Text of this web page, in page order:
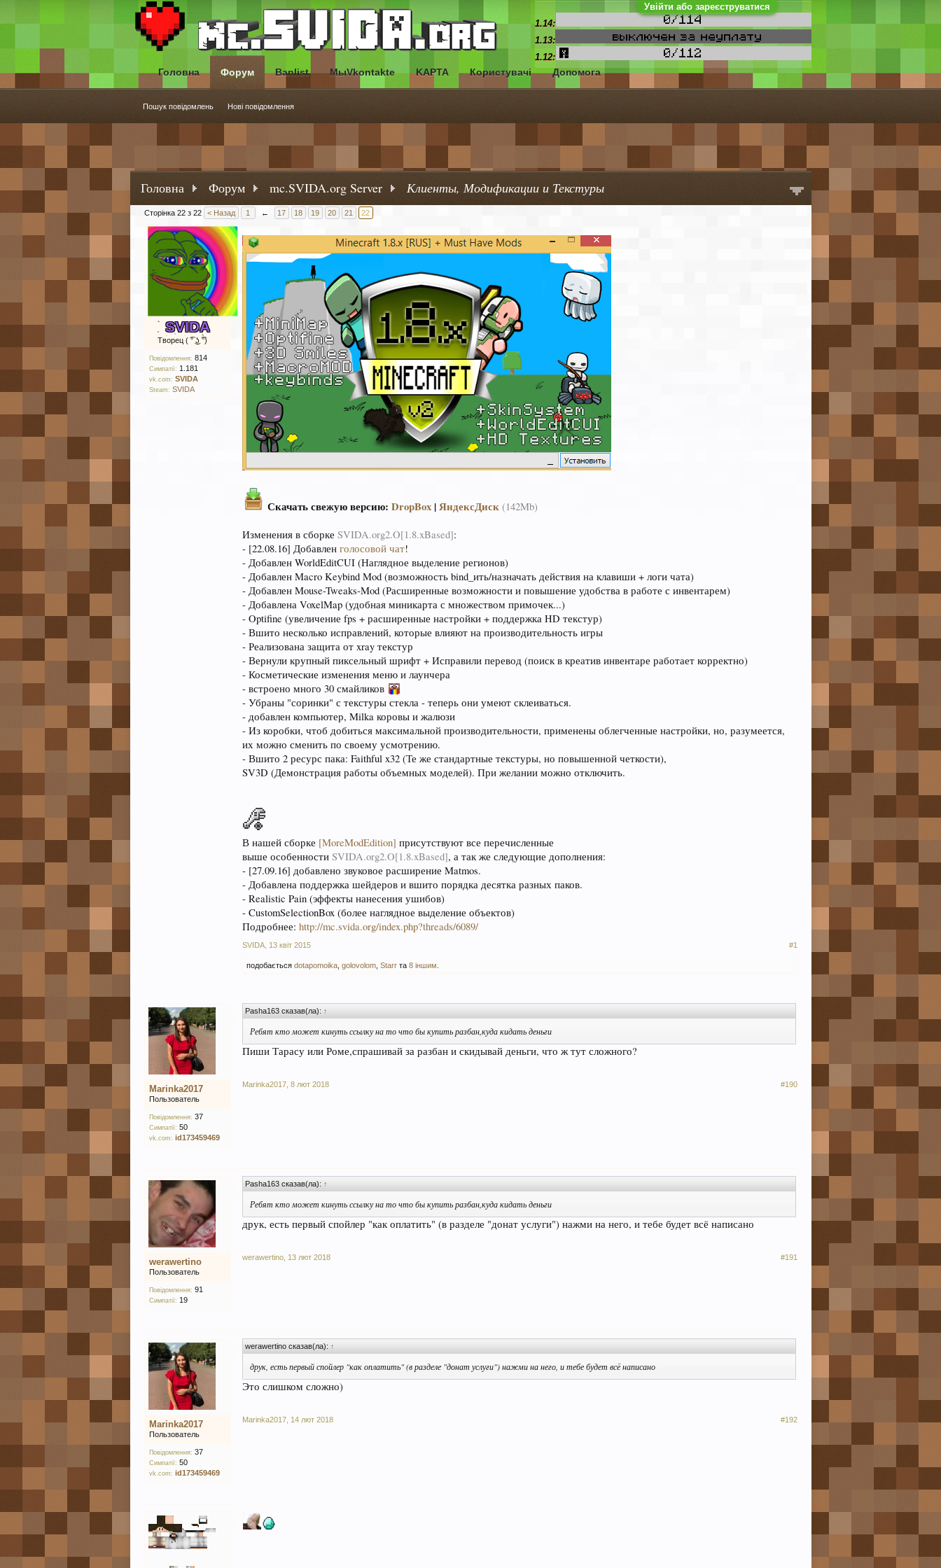
Увійти або зареєструватися
Головна Форум mc.SVIDA.org Server Клиенты, Модификации и Текстуры
Сторінка 22 з 22 < Назад 1 ← 17 18 19 20 21 22
SVIDA
Творец ( ͡° ͜ʖ ͡°)
Повідомлення: 814
Симпатії: 1.181
vk.com: SVIDA
Steam: SVIDA
Скачать свежую версию: DropBox |ЯндексДиск (142Mb)
Изменения в сборке SVIDA.org2.O[1.8.xBased]:
- [22.08.16] Добавлен голосовой чат!
- Добавлен WorldEditCUI (Наглядное выделение регионов)
- Добавлен Macro Keybind Mod (возможность bind_ить/назначать действия на клавиши + логи чата)
- Добавлен Mouse-Tweaks-Mod (Расширенные возможности и повышение удобства в работе с инвентарем)
- Добавлена VoxelMap (удобная миникарта с множеством примочек...)
- Optifine (увеличение fps + расширенные настройки + поддержка HD текстур)
- Вшито несколько исправлений, которые влияют на производительность игры
- Реализована защита от xray текстур
- Вернули крупный пиксельный шрифт + Исправили перевод (поиск в креатив инвентаре работает корректно)
- Косметические изменения меню и лаунчера
- встроено много 30 смайликов
- Убраны "соринки" с текстуры стекла - теперь они умеют склеиваться.
- добавлен компьютер, Milka коровы и жалюзи
- Из коробки, чтоб добиться максимальной производительности, применены облегченные настройки, но, разумеется,
их можно сменить по своему усмотрению.
- Вшито 2 ресурс пака: Faithful x32 (Те же стандартные текстуры, но повышенной четкости),
SV3D (Демонстрация работы объемных моделей). При желании можно отключить.
В нашей сборке [MoreModEdition] присутствуют все перечисленные
выше особенности SVIDA.org2.O[1.8.xBased], а так же следующие дополнения:
- [27.09.16] добавлено звуковое расширение Matmos.
- Добавлена поддержка шейдеров и вшито порядка десятка разных паков.
- Realistic Pain (эффекты нанесения ушибов)
- CustomSelectionBox (более наглядное выделение объектов)
Подробнее: http://mc.svida.org/index.php?threads/6089/
SVIDA, 13 квіт 2015 #1
подобається dotapomoika, golovolom, Starrта 8 іншим
Marinka2017
Пользователь
Повідомлення: 37
Симпатії: 50
vk.com: id173459469
Pasha163 сказав(ла): ↑
Ребят кто может кинуть ссылку на то что бы купить разбан,куда кидать деньги
Пиши Тарасу или Роме,спрашивай за разбан и скидывай деньги, что ж тут сложного?
Marinka2017, 8 лют 2018 #190
werawertino
Пользователь
Повідомлення: 91
Симпатії: 19
Pasha163 сказав(ла): ↑
Ребят кто может кинуть ссылку на то что бы купить разбан,куда кидать деньги
друк, есть первый спойлер "как оплатить" (в разделе "донат услуги") нажми на него, и тебе будет всё написано
werawertino, 13 лют 2018 #191
Marinka2017
Пользователь
Повідомлення: 37
Симпатії: 50
vk.com: id173459469
werawertino сказав(ла): ↑
друк, есть первый спойлер "как оплатить" (в разделе "донат услуги") нажми на него, и тебе будет всё написано
Это слишком сложно)
Marinka2017, 14 лют 2018 #192
1.14:
1.13:
1.12:
Головна Форум
Пошук повідомлень Нові повідомлення
Banlist МыVkontakte KAPTA Користувачі Допомога